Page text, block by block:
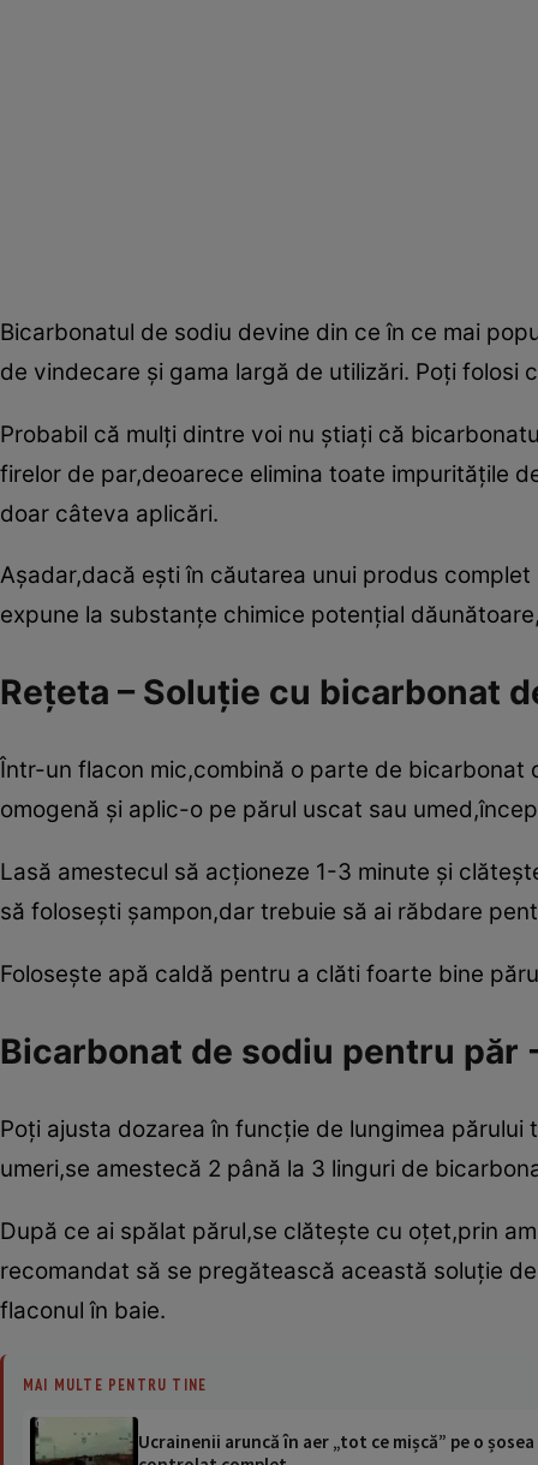
Bicarbonatul de sodiu devine din ce în ce mai
de vindecare şi gama largă de utilizări. Poţi folosi
Probabil că mulţi dintre voi nu ştiaţi că
firelor de par,deoarece elimina toate impurităţile
doar câteva aplicări.
Aşadar,dacă eşti în căutarea unui produs
expune la substanţe chimice potenţial
Reţeta – Soluţie cu bicarbonat
Într-un flacon mic,combină o parte de
omogenă şi aplic-o pe părul uscat sau
Lasă amestecul să acţioneze 1-3 minute şi
să foloseşti şampon,dar trebuie să ai răbdare
Foloseşte apă caldă pentru a clăti foarte bine
Bicarbonat de sodiu pentru păr
Poţi ajusta dozarea în funcţie de lungimea
umeri,se amestecă 2 până la 3 linguri de
După ce ai spălat părul,se clăteşte cu oţet,prin
recomandat să se pregătească această soluţie
flaconul în baie.
MAI MULTE PENTRU TINE
Ucrainenii aruncă în aer „tot ce mișcă” pe o